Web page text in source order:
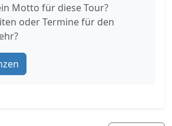
Motto für diese Tour?
oder Termine für den